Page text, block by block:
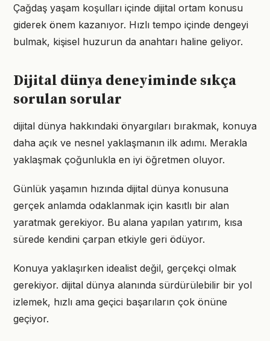
Çağdaş yaşam koşulları içinde dijital ortam konusu
giderek önem kazanıyor. Hızlı tempo içinde dengeyi
bulmak, kişisel huzurun da anahtarı haline geliyor.
Dijital dünya deneyiminde sıkça
sorulan sorular
dijital dünya hakkındaki önyargıları bırakmak, konuya
daha açık ve nesnel yaklaşmanın ilk adımı. Merakla
yaklaşmak çoğunlukla en iyi öğretmen oluyor.
Günlük yaşamın hızında dijital dünya konusuna
gerçek anlamda odaklanmak için kasıtlı bir alan
yaratmak gerekiyor. Bu alana yapılan yatırım, kısa
sürede kendini çarpan etkiyle geri ödüyor.
Konuya yaklaşırken idealist değil, gerçekçi olmak
gerekiyor. dijital dünya alanında sürdürülebilir bir yol
izlemek, hızlı ama geçici başarıların çok önüne
geçiyor.